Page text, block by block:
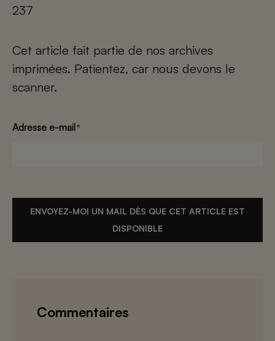
237
Cet article fait partie de nos archives
imprimées. Patientez, car nous devons le
scanner.
Adresse e-mail*
ENVOYEZ-MOI UN MAIL DÈS QUE CET ARTICLE EST
DISPONIBLE
Commentaires